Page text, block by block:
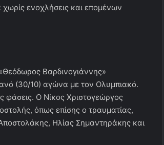
ενοχλήσεις και επομένων
Βαρδινογιάννης»
(30/10) αγώνα με τον Ολυμπιακό.
φάσεις. Ο Νίκος Χριστογεώργος
όπως επίσης ο τραυματίας,
Ηλίας Σημαντηράκης και